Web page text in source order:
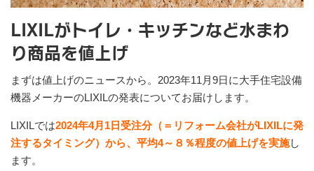
LIXILがトイレ・キッチンなど水まわ
り商品を値上げ
まずは値上げのニュースから。2023年11月9日に大手住宅設備
機器メーカーのLIXILの発表についてお届けします。
LIXILでは2024年4月1日受注分（＝リフォーム会社がLIXILに発
注するタイミング）から、平均4～８％程度の値上げを実施し
ます。